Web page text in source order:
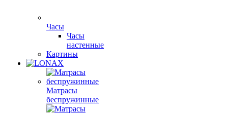
Часы
Часы
настенные
Картины
Матрасы
беспружинные